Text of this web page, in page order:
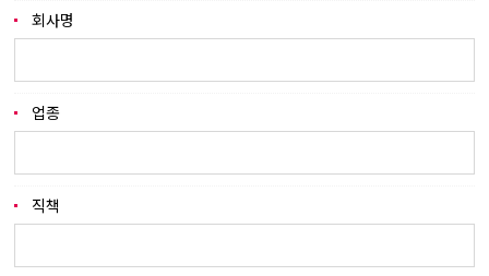
회사명
업종
직책